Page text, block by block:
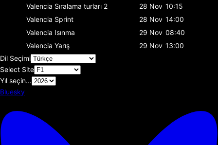
Valencia Sıralama turları 2 28 Nov 10:15
Valencia Sprint 28 Nov 14:00
Valencia Isınma 29 Nov 08:40
Valencia Yarış 29 Nov 13:00
Dil Seçimi
Select Site
Yıl seçin...
Bluesky